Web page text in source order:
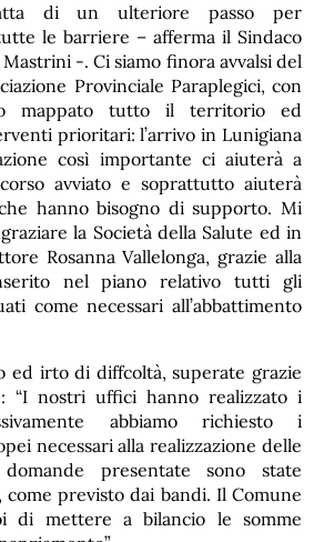
di un ulteriore passo per
le barriere – afferma il Sindaco
-. Ci siamo finora avvalsi del
Provinciale Paraplegici, con
mappato tutto il territorio ed
prioritari: l’arrivo in Lunigiana
così importante ci aiuterà a
avviato e soprattutto aiuterà
hanno bisogno di supporto. Mi
la Società della Salute ed in
Rosanna Vallelonga, grazie alla
nel piano relativo tutti gli
come necessari all’abbattimento
ed irto di diffcoltà, superate grazie
“I nostri uffici hanno realizzato i
abbiamo richiesto i
necessari alla realizzazione delle
presentate sono state
previsto dai bandi. Il Comune
di mettere a bilancio le somme